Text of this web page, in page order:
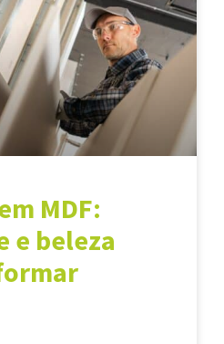
MDF:
e beleza